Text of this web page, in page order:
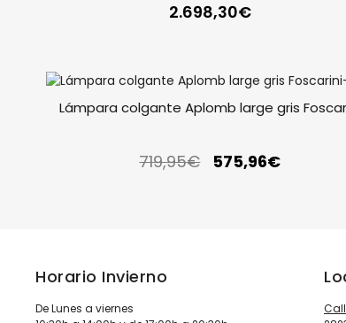
2.698,30€
Lámpara colgante Aplomb large gris
719,95€ 575,96€
Horario Invierno
De Lunes a viernes